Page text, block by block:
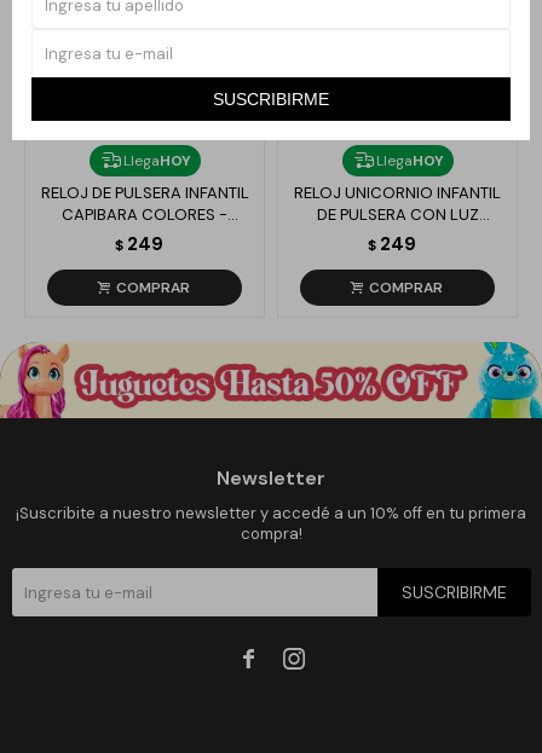
SUSCRIBIRME
LlegaHOY
RELOJ DE PULSERA INFANTIL
CAPIBARA COLORES -
AMARILLO
$ 249
LlegaHOY
RELOJ UNICORNIO INFANTIL
DE PULSERA CON LUZ
COLORES - BLANCO
$ 249
Newsletter
¡Suscribite a nuestro newsletter y accedé a un 10% off en tu primera
compra!
SUSCRIBIRME
 